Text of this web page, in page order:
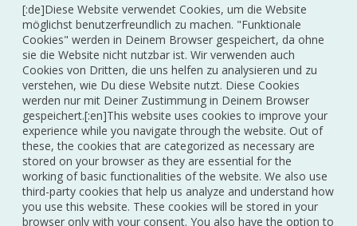
[:de]Diese Website verwendet Cookies, um die Website
möglichst benutzerfreundlich zu machen. "Funktionale
Cookies" werden in Deinem Browser gespeichert, da ohne
sie die Website nicht nutzbar ist. Wir verwenden auch
Cookies von Dritten, die uns helfen zu analysieren und zu
verstehen, wie Du diese Website nutzt. Diese Cookies
werden nur mit Deiner Zustimmung in Deinem Browser
gespeichert.[:en]This website uses cookies to improve your
experience while you navigate through the website. Out of
these, the cookies that are categorized as necessary are
stored on your browser as they are essential for the
working of basic functionalities of the website. We also use
third-party cookies that help us analyze and understand how
you use this website. These cookies will be stored in your
browser only with your consent. You also have the option to